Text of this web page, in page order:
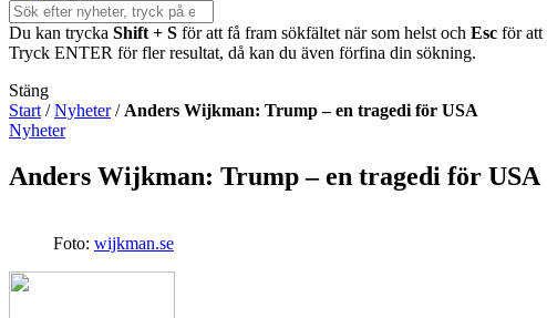
Du kan trycka Shift + S för att få fram sökfältet när som helst och Esc för att
Tryck ENTER för fler resultat, då kan du även förfina din sökning.
Stäng
Start /Nyheter/ Anders Wijkman: Trump – en tragedi för USA
Nyheter
Anders Wijkman: Trump – en tragedi för USA
Foto: wijkman.se